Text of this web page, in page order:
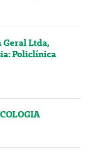
Geral Ltda,
Policlínica